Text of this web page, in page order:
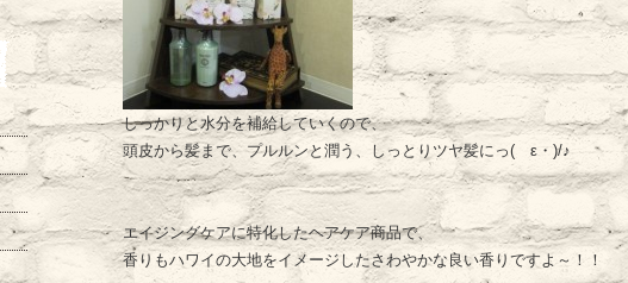
しっかりと水分を補給していくので、
頭皮から髪まで、プルルンと潤う、しっとりツヤ髪にっ(ゝε・)/♪
エイジングケアに特化したヘアケア商品で、
香りもハワイの大地をイメージしたさわやかな良い香りですよ～！！